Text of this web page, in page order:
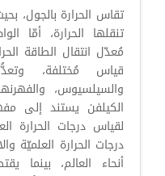
تقاس الحرارة بالجول،
تنقلها الحرارة، أمّا
مُعدّل انتقال الطاقة
قياس مُختلفة،
والسيلسيوس،
الكيلفن يستند إلى
لقياس درجات الحرارة
درجات الحرارة العلميّة
أنحاء العالم، بينما